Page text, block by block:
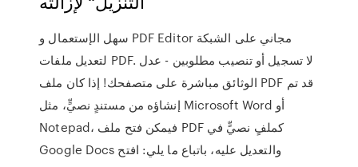
سهل الإستعمال و PDF Editor مجاني على الشبكة
لتعديل ملفات PDF. لا تسجيل أو تنصيب مطلوبين - عدل
الوثائق مباشرة على متصفحك! إذا كان ملف PDF قد تم
إنشاؤه من مستندٍ نصيٍّ، مثل Microsoft Word أو
Notepad، فيمكن فتح ملف PDF كملفٍ نصيٍّ في
Google Docs والتعديل عليه، باتباع ما يلي: افتح